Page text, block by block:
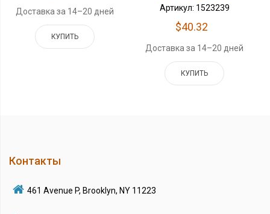
Доставка за 14–20 дней
КУПИТЬ
Артикул: 1523239
$40.32
Доставка за 14–20 дней
КУПИТЬ
Контакты
461 Avenue P, Brooklyn, NY 11223